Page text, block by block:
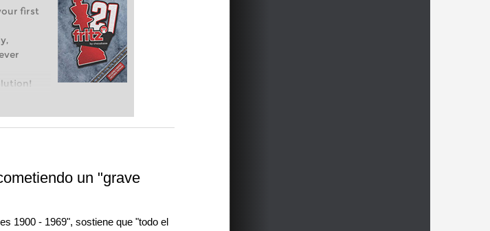
first
chess,
un "grave
1900 - 1969", sostiene que "todo el